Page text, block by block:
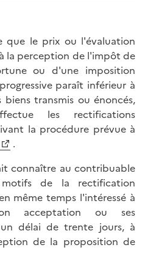
que le prix ou l'évaluation
la perception de l'impôt de
ou d'une imposition
paraît inférieur à
biens transmis ou énoncés,
les rectifications
la procédure prévue à
.
connaître au contribuable
de la rectification
même temps l'intéressé à
acceptation ou ses
délai de trente jours, à
de la proposition de